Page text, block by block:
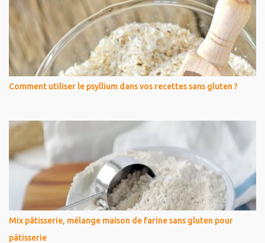
Comment utiliser le psyllium dans vos recettes sans gluten ?
Mix pâtisserie, mélange maison de farine sans gluten pour
pâtisserie